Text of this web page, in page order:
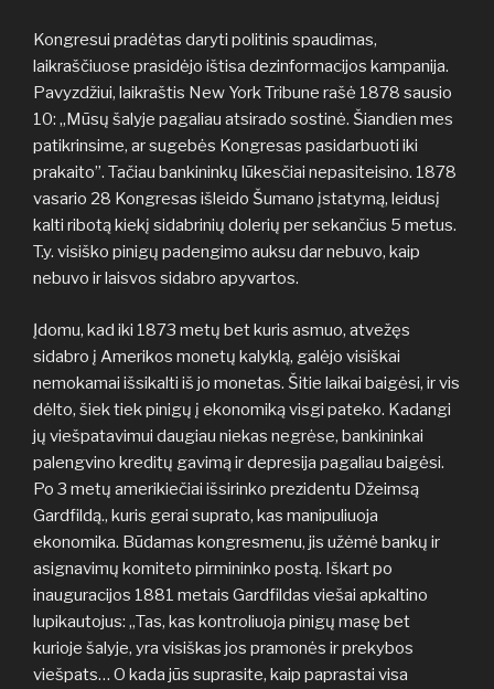
Kongresui pradėtas daryti politinis spaudimas,
laikraščiuose prasidėjo ištisa dezinformacijos kampanija.
Pavyzdžiui, laikraštis New York Tribune rašė 1878 sausio
10: „Mūsų šalyje pagaliau atsirado sostinė. Šiandien mes
patikrinsime, ar sugebės Kongresas pasidarbuoti iki
prakaito”. Tačiau bankininkų lūkesčiai nepasiteisino. 1878
vasario 28 Kongresas išleido Šumano įstatymą, leidusį
kalti ribotą kiekį sidabrinių dolerių per sekančius 5 metus.
T.y. visiško pinigų padengimo auksu dar nebuvo, kaip
nebuvo ir laisvos sidabro apyvartos.
Įdomu, kad iki 1873 metų bet kuris asmuo, atvežęs
sidabro į Amerikos monetų kalyklą, galėjo visiškai
nemokamai išsikalti iš jo monetas. Šitie laikai baigėsi, ir vis
dėlto, šiek tiek pinigų į ekonomiką visgi pateko. Kadangi
jų viešpatavimui daugiau niekas negrėse, bankininkai
palengvino kreditų gavimą ir depresija pagaliau baigėsi.
Po 3 metų amerikiečiai išsirinko prezidentu Džeimsą
Gardfildą., kuris gerai suprato, kas manipuliuoja
ekonomika. Būdamas kongresmenu, jis užėmė bankų ir
asignavimų komiteto pirmininko postą. Iškart po
inauguracijos 1881 metais Gardfildas viešai apkaltino
lupikautojus: „Tas, kas kontroliuoja pinigų masę bet
kurioje šalyje, yra visiškas jos pramonės ir prekybos
viešpats… O kada jūs suprasite, kaip paprastai visa